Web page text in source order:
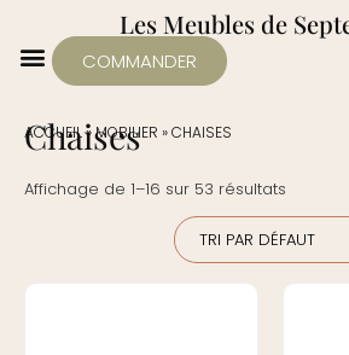
Les Meubles de
COMMANDER
ACCUEIL»MOBILIER »CHAISES
Chaises
Affichage de 1–16 sur 53 résultats